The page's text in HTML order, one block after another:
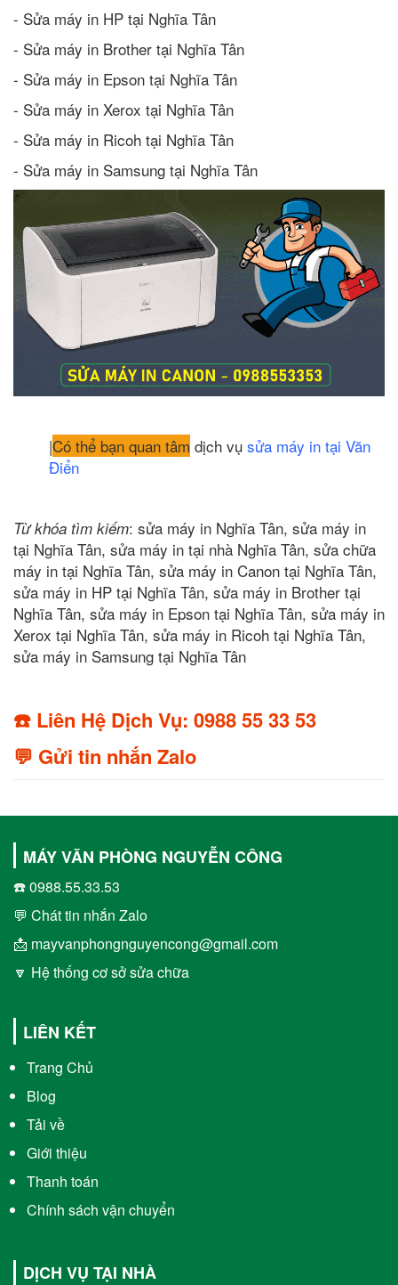
- Sửa máy in HP tại Nghĩa Tân
- Sửa máy in Brother tại Nghĩa Tân
- Sửa máy in Epson tại Nghĩa Tân
- Sửa máy in Xerox tại Nghĩa Tân
- Sửa máy in Ricoh tại Nghĩa Tân
- Sửa máy in Samsung tại Nghĩa Tân
|Có thể bạn quan tâm dịch vụ sửa máy in tại Văn
Điển
Từ khóa tìm kiếm: sửa máy in Nghĩa Tân, sửa máy in
tại Nghĩa Tân, sửa máy in tại nhà Nghĩa Tân, sửa chữa
máy in tại Nghĩa Tân, sửa máy in Canon tại Nghĩa Tân,
sửa máy in HP tại Nghĩa Tân, sửa máy in Brother tại
Nghĩa Tân, sửa máy in Epson tại Nghĩa Tân, sửa máy in
Xerox tại Nghĩa Tân, sửa máy in Ricoh tại Nghĩa Tân,
sửa máy in Samsung tại Nghĩa Tân
☎️ Liên Hệ Dịch Vụ: 0988 55 33 53
💬 Gửi tin nhắn Zalo
MÁY VĂN PHÒNG NGUYỄN CÔNG
☎️ 0988.55.33.53
💬 Chát tin nhắn Zalo
📩 mayvanphongnguyencong@gmail.com
🔽 Hệ thống cơ sở sửa chữa
LIÊN KẾT
Trang Chủ
Blog
Tải về
Giới thiệu
Thanh toán
Chính sách vận chuyển
DỊCH VỤ TẠI NHÀ